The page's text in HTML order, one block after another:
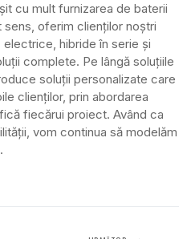
cu mult furnizarea de baterii
oferim clienților noștri
hibride în serie și
complete. Pe lângă soluțiile
soluții personalizate care
clienților, prin abordarea
fiecărui proiect. Având ca
vom continua să modelăm